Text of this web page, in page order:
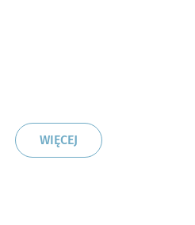
CZYTAJ
WIĘCEJ O: OGŁOSZENIE O